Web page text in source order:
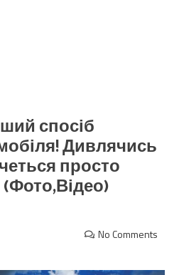
спосіб
Дивлячись
просто
(Фото,Відео)
No Comments